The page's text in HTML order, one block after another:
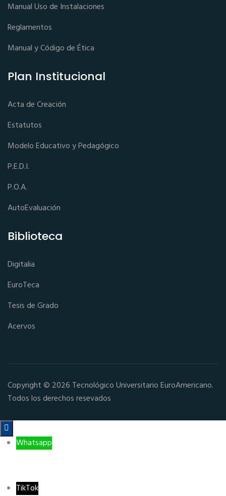
Manual Uso de Instalaciones
Reglamentos
Manual y Código de Ética
Plan Institucional
Acta de Creación
Estatutos
Modelo Educativo y Pedagógico
P.E.D.I.
P.O.A.
AutoEvaluación
Biblioteca
Digitalia
EuroTeca
Tesis de Grado
Acervos
Copyright © 2026 Tecnológico Universitario EuroAmericano.
Todos los derechos resevados

Whatsapp
TikTok